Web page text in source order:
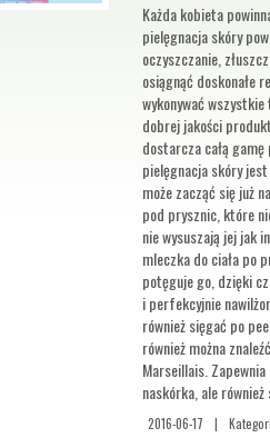
Każda kobieta
pielęgnacja skóry
oczyszczanie,
osiągnąć doskonałe
wykonywać
dobrej jakości
dostarcza całą
pielęgnacja skóry
może zacząć się już
pod prysznic, które
nie wysuszają jej jak
mleczka do ciała po
potęguje go, dzięki
i perfekcyjnie
również sięgać po
również można
Marseillais.
naskórka, ale
2016-06-17 |